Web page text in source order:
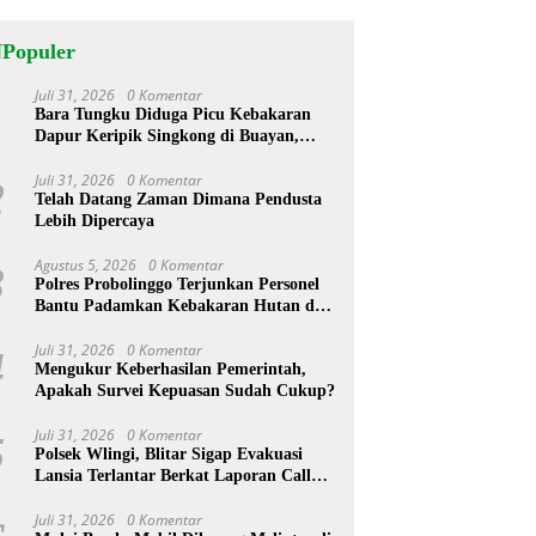
Juli 31, 2026 0 Komentar
Bara Tungku Diduga Picu Kebakaran
Dapur Keripik Singkong di Buayan,
Juli 31, 2026 0 Komentar
Telah Datang Zaman Dimana Pendusta
Lebih Dipercaya
Agustus 5, 2026 0 Komentar
Polres Probolinggo Terjunkan Personel
Bantu Padamkan Kebakaran Hutan di
Juli 31, 2026 0 Komentar
Mengukur Keberhasilan Pemerintah,
Apakah Survei Kepuasan Sudah Cukup?
Juli 31, 2026 0 Komentar
Polsek Wlingi, Blitar Sigap Evakuasi
Lansia Terlantar Berkat Laporan Call
Juli 31, 2026 0 Komentar